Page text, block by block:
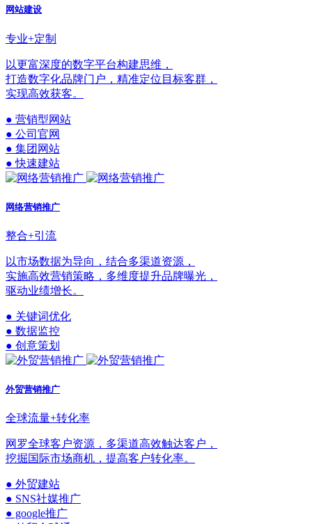
网站建设
专业+定制
以更富深度的数字平台构建思维，
打造数字化品牌门户，精准定位目标客群，
实现高效获客。
● 营销型网站
● 公司官网
● 集团网站
● 快速建站
网络营销推广
整合+引流
以市场数据为导向，结合多渠道资源，
实施高效营销策略，多维度提升品牌曝光，
驱动业绩增长。
● 关键词优化
● 数据监控
● 创意策划
外贸营销推广
全球流量+转化率
网罗全球客户资源，多渠道高效触达客户，
挖掘国际市场商机，提高客户转化率。
● 外贸建站
● SNS社媒推广
● google推广